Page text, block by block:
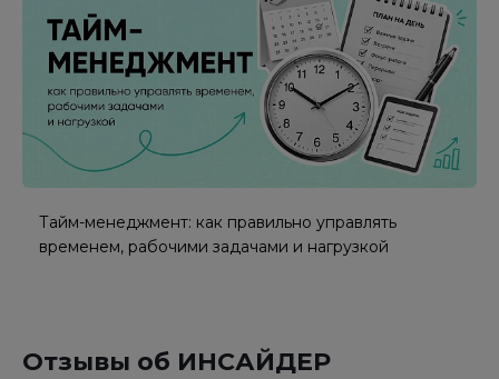
Тайм-менеджмент: как правильно управлять
временем, рабочими задачами и нагрузкой
Отзывы об ИНСАЙДЕР